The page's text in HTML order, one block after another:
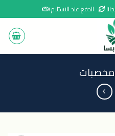
الدفع عند الاستلام